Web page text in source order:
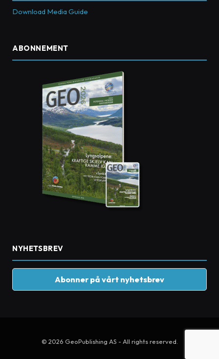
Download Media Guide
ABONNEMENT
NYHETSBREV
Abonner på vårt nyhetsbrev
© 2026 GeoPublishing AS - All rights reserved.